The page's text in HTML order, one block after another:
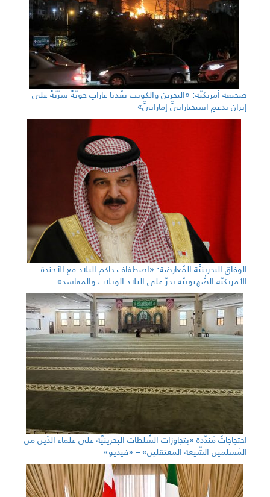
صحيفة أمريكيّة: «البحرين والكويت نفّذتا غاراتٍ جويّةً سرّيّةً على
إيران بدعمٍ استخباراتيٍّ إماراتيٍّ»
الوفاق البحرينيَّة المُعارِضَة: «اصطفاف حاكم البلاد مع الأجندة
الأمريكيَّة الصُّهيونيَّة يجرّ على البلاد الويلات والمفاسد»
احتجاجاتٌ مُندِّدة «بتجاوزات السُّلطات البحرينيَّة على علماء الدّين من
المُسلمين الشّيعة المعتقلين» – «فيديو»